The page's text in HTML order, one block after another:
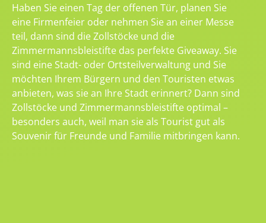
Haben Sie einen Tag der offenen Tür, planen Sie
eine Firmenfeier oder nehmen Sie an einer Messe
teil, dann sind die Zollstöcke und die
Zimmermannsbleistifte das perfekte Giveaway. Sie
sind eine Stadt- oder Ortsteilverwaltung und Sie
möchten Ihrem Bürgern und den Touristen etwas
anbieten, was sie an Ihre Stadt erinnert? Dann sind
Zollstöcke und Zimmermannsbleistifte optimal –
besonders auch, weil man sie als Tourist gut als
Souvenir für Freunde und Familie mitbringen kann.